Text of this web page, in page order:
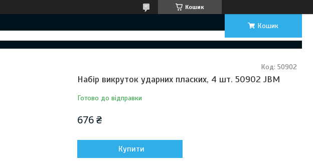
Кошик
Кошик
Набір викруток ударних пласких, 4 шт. 50902 JBM
Готово до відправки
Код: 50902
676 ₴
Купити